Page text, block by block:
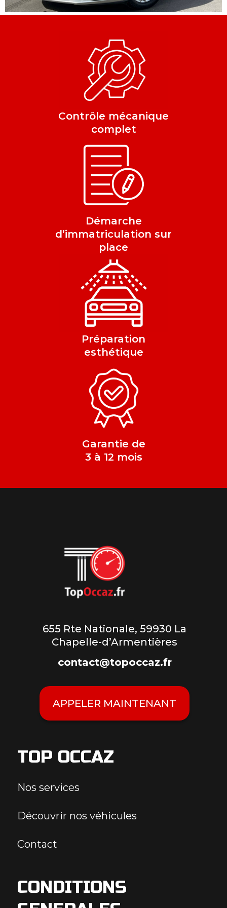
Contrôle mécanique
complet
Démarche
d’immatriculation sur
place
Préparation
esthétique
Garantie de
3 à 12 mois
655 Rte Nationale, 59930 La
Chapelle-d’Armentières
contact@topoccaz.fr
APPELER MAINTENANT
TOP OCCAZ
Nos services
Découvrir nos véhicules
Contact
CONDITIONS